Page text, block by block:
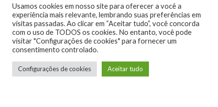
SOBRE O XBOX MANIA CONTATO
ENCONTROU UM PROBLEMA?
Usamos cookies em nosso site para oferecer a você a
experiência mais relevante, lembrando suas preferências em
visitas passadas. Ao clicar em “Aceitar tudo”, você concorda
com o uso de TODOS os cookies. No entanto, você pode
visitar "Configurações de cookies" para fornecer um
consentimento controlado.
Configurações de cookies Aceitar tudo